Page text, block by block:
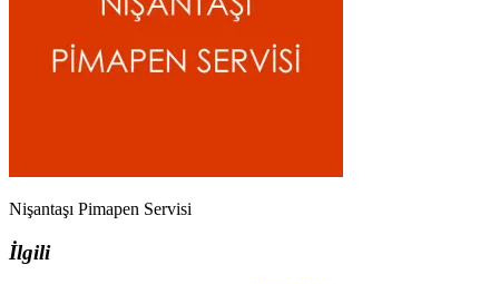
Nişantaşı Pimapen Servisi
İlgili